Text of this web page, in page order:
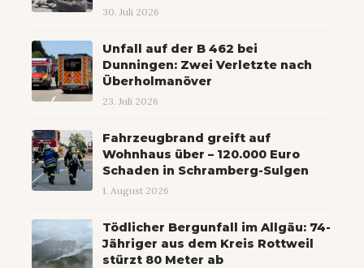
30. Juli 2026
Unfall auf der B 462 bei
Dunningen: Zwei Verletzte nach
Überholmanöver
23. Juli 2026
Fahrzeugbrand greift auf
Wohnhaus über – 120.000 Euro
Schaden in Schramberg-Sulgen
1. August 2026
Tödlicher Bergunfall im Allgäu: 74-
Jähriger aus dem Kreis Rottweil
stürzt 80 Meter ab